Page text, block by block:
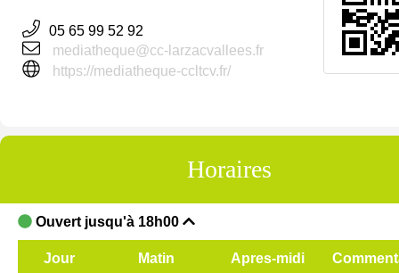
05 65 99 52 92
mediatheque@cc-larzacvallees.fr
https://mediatheque-ccltcv.fr/
Horaires
Ouvert jusqu'à 18h00
Jour Matin Apres-midi